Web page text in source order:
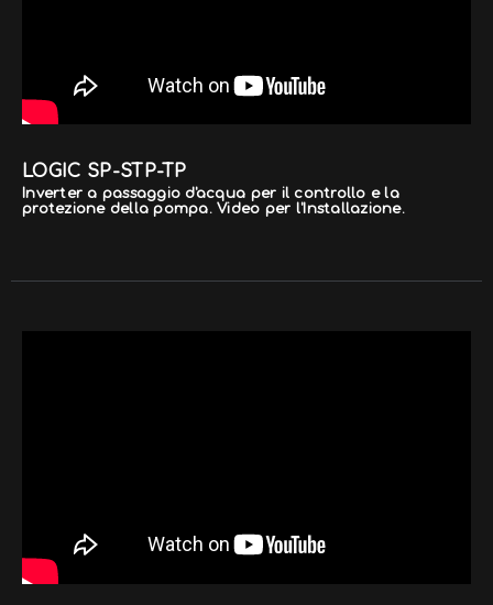
LOGIC SP-STP-TP
Inverter a passaggio d'acqua per il controllo e la
protezione della pompa. Video per l'Installazione.